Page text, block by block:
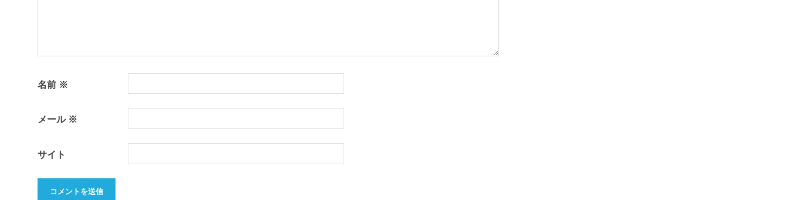
名前 ※
メール ※
サイト